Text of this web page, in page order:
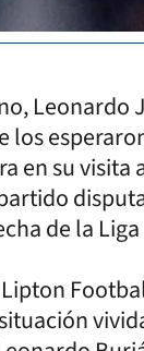
Leonardo
los
en su
de la